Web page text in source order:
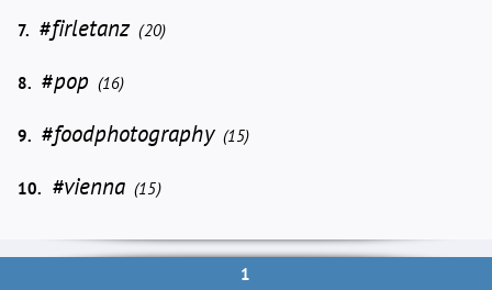
7. #firletanz (20)
8. #pop (16)
9. #foodphotography (15)
10. #vienna (15)
1